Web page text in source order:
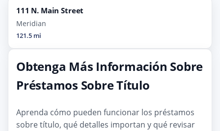
111 N. Main Street
Meridian
121.5 mi
Obtenga Más Información Sobre
Préstamos Sobre Título
Aprenda cómo pueden funcionar los préstamos
sobre título, qué detalles importan y qué revisar